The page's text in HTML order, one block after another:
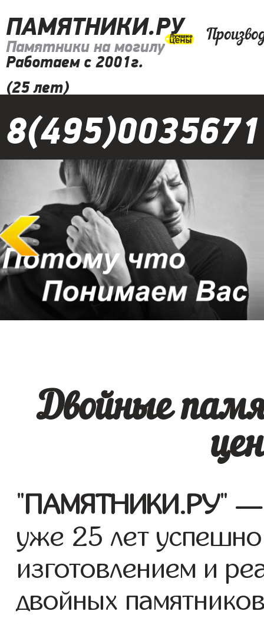
ПАМЯТНИКИ.РУ
Памятники на могилу
Работаем с 2001г.
(25 лет)
8(495)0035671
Двойные
"ПАМЯТНИКИ.РУ" —
уже 25 лет
изготовлением и
двойных